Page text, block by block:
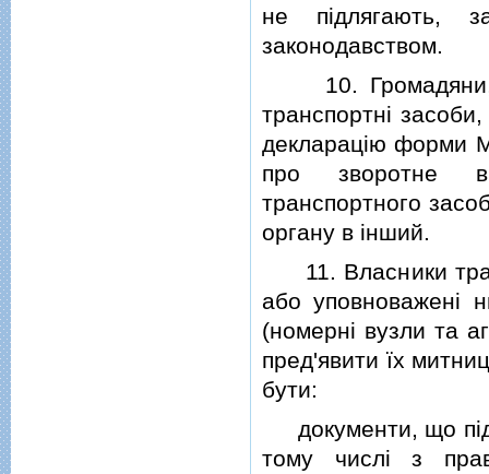
не пiдлягають,
законодавством.
10. Громадяни,
транспортнi
декларацiю форми
про зворотне
транспортного
органу в iнший.
11. Власники
або уповноваженi
(номернi вузли та
пред'явити їх
бути:
документи, що
тому числi з